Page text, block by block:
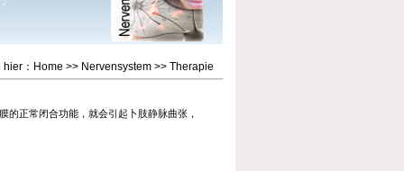
： Home >> Nervensystem >> Therapie
正常闭合功能，就会引起卜肢静脉曲张，